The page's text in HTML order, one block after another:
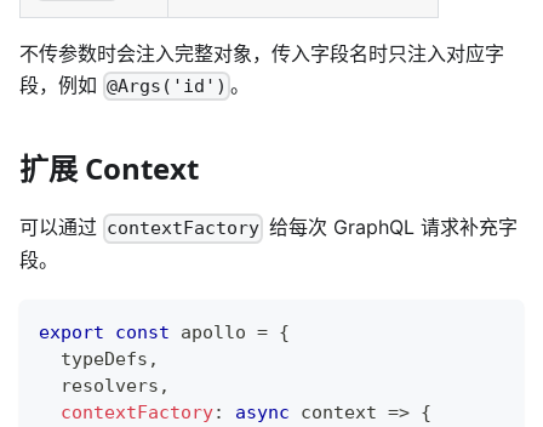
不传参数时会注入完整对象，传入字段名时只注入对应字
段，例如 @Args('id') 。
扩展 Context
可以通过 contextFactory 给每次 GraphQL 请求补充字
段。
export const apollo = {
  typeDefs
,
  resolvers
,
contextFactory: async context => {